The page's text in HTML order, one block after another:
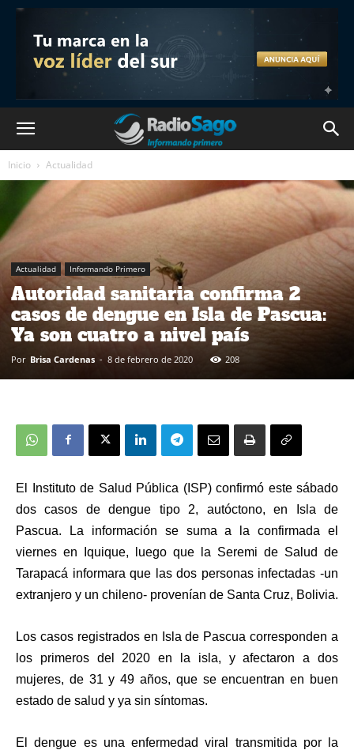
Inicio Actualidad
Actualidad Informando Primero
Autoridad sanitaria confirma 2
casos de dengue en Isla de Pascua:
Ya son cuatro a nivel país
Por Brisa Cardenas - 8 de febrero de 2020 208
El Instituto de Salud Pública (ISP) confirmó este sábado
dos casos de dengue tipo 2, autóctono, en Isla de
Pascua. La información se suma a la confirmada el
viernes en Iquique, luego que la Seremi de Salud de
Tarapacá informara que las dos personas infectadas -un
extranjero y un chileno- provenían de Santa Cruz, Bolivia.
Los casos registrados en Isla de Pascua corresponden a
los primeros del 2020 en la isla, y afectaron a dos
mujeres, de 31 y 49 años, que se encuentran en buen
estado de salud y ya sin síntomas.
El dengue es una enfermedad viral transmitida por la